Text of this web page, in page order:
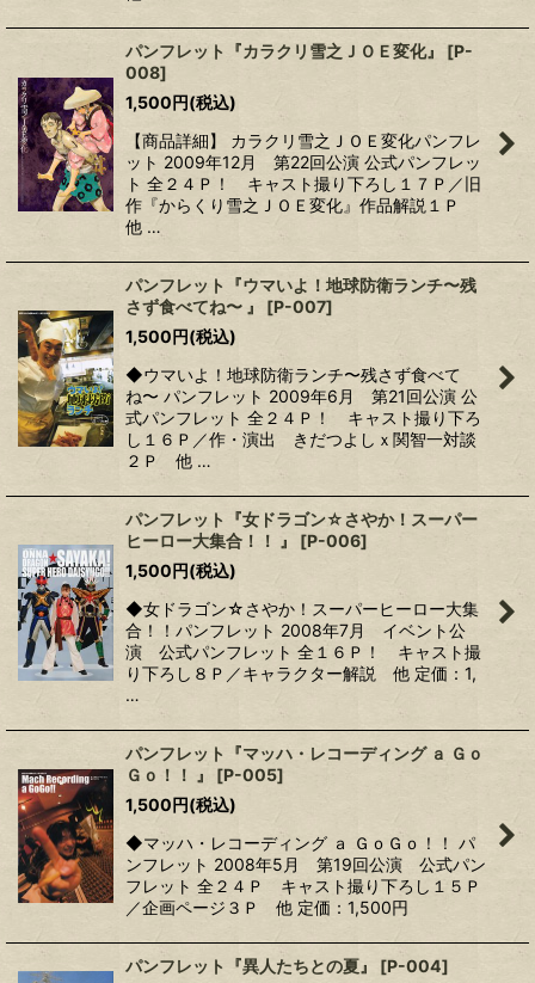
パンフレット『カラクリ雪之ＪＯＥ変化』 [P-
008]
1,500円(税込)
【商品詳細】 カラクリ雪之ＪＯＥ変化パンフレ
ット 2009年12月 第22回公演 公式パンフレッ
ト 全２４Ｐ！ キャスト撮り下ろし１７Ｐ／旧
作『からくり雪之ＪＯＥ変化』作品解説１Ｐ
他 …
パンフレット『ウマいよ！地球防衛ランチ〜残
さず食べてね〜 』
[P-007]
1,500円(税込)
◆ウマいよ！地球防衛ランチ〜残さず食べて
ね〜 パンフレット 2009年6月 第21回公演 公
式パンフレット 全２４Ｐ！ キャスト撮り下ろ
し１６Ｐ／作・演出 きだつよしｘ関智一対談
２Ｐ 他 …
パンフレット『女ドラゴン☆さやか！スーパー
ヒーロー大集合！！ 』
[P-006]
1,500円(税込)
◆女ドラゴン☆さやか！スーパーヒーロー大集
合！！パンフレット 2008年7月 イベント公
演 公式パンフレット 全１６Ｐ！ キャスト撮
り下ろし８Ｐ／キャラクター解説 他 定価：1,
…
パンフレット『マッハ・レコーディング ａ Ｇｏ
Ｇｏ！！ 』
[P-005]
1,500円(税込)
◆マッハ・レコーディング ａ ＧｏＧｏ！！ パ
ンフレット 2008年5月 第19回公演 公式パン
フレット 全２４Ｐ キャスト撮り下ろし１５Ｐ
／企画ページ３Ｐ 他 定価：1,500円
パンフレット『異人たちとの夏』 [P-004]